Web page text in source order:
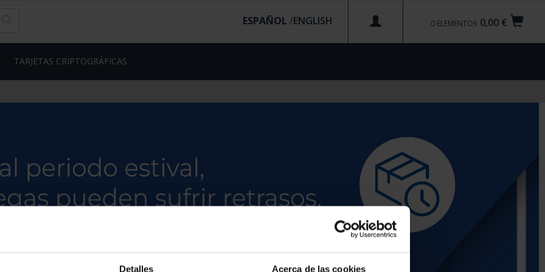
Detalles Acerca de las cookies
0,00 €
0 ELEMENTOS
ESPAÑOL /
TARJETAS CRIPTOGRÁFICAS